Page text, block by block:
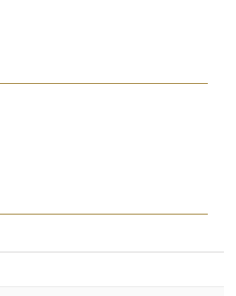
dans une large gamme de